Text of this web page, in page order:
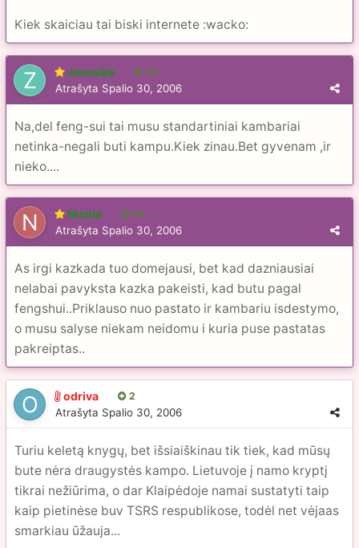
Kiek skaiciau tai biski internete :wacko:
zmonike 28
Atrašyta Spalio 30, 2006
Na,del feng-sui tai musu standartiniai kambariai
netinka-negali buti kampu.Kiek zinau.Bet gyvenam ,ir
nieko....
Nicole 56
Atrašyta Spalio 30, 2006
As irgi kazkada tuo domejausi, bet kad dazniausiai
nelabai pavyksta kazka pakeisti, kad butu pagal
fengshui..Priklauso nuo pastato ir kambariu isdestymo,
o musu salyse niekam neidomu i kuria puse pastatas
pakreiptas..
odriva 2
Atrašyta Spalio 30, 2006
Turiu keletą knygų, bet išsiaiškinau tik tiek, kad mūsų
bute nėra draugystės kampo. Lietuvoje į namo kryptį
tikrai nežiūrima, o dar Klaipėdoje namai sustatyti taip
kaip pietinėse buv TSRS respublikose, todėl net vėjaas
smarkiau ūžauja...